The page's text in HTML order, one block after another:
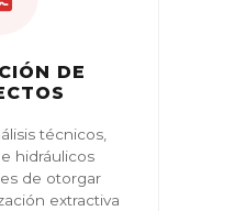
DE
técnicos,
hidráulicos
de otorgar
extractiva